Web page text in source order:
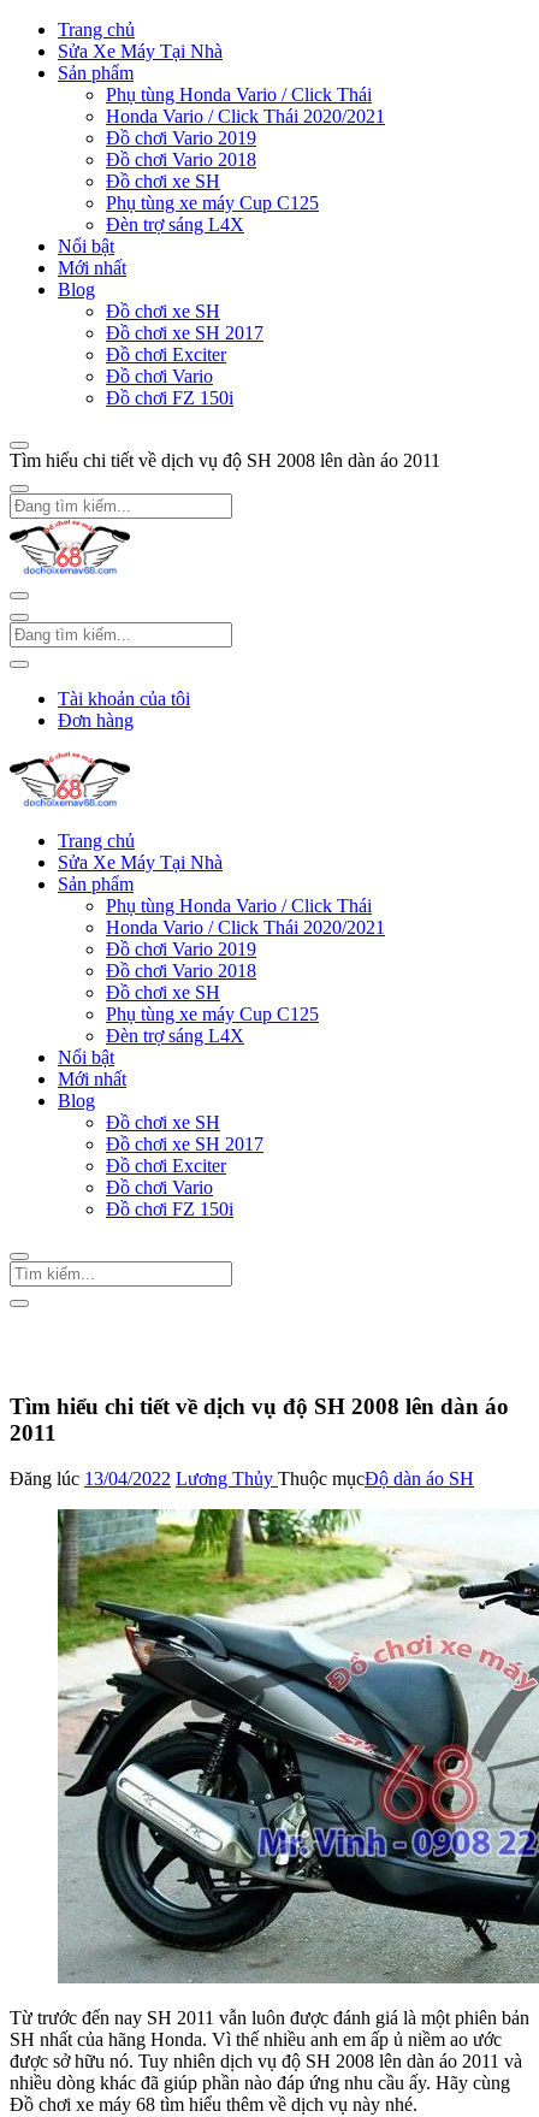
Trang chủ
Sửa Xe Máy Tại Nhà
Sản phẩm
Phụ tùng Honda Vario / Click Thái
Honda Vario / Click Thái 2020/2021
Đồ chơi Vario 2019
Đồ chơi Vario 2018
Đồ chơi xe SH
Phụ tùng xe máy Cup C125
Đèn trợ sáng L4X
Nổi bật
Mới nhất
Blog
Đồ chơi xe SH
Đồ chơi xe SH 2017
Đồ chơi Exciter
Đồ chơi Vario
Đồ chơi FZ 150i
Tìm hiểu chi tiết về dịch vụ độ SH 2008 lên dàn áo 2011
Tài khoản của tôi
Đơn hàng
Trang chủ
Sửa Xe Máy Tại Nhà
Sản phẩm
Phụ tùng Honda Vario / Click Thái
Honda Vario / Click Thái 2020/2021
Đồ chơi Vario 2019
Đồ chơi Vario 2018
Đồ chơi xe SH
Phụ tùng xe máy Cup C125
Đèn trợ sáng L4X
Nổi bật
Mới nhất
Blog
Đồ chơi xe SH
Đồ chơi xe SH 2017
Đồ chơi Exciter
Đồ chơi Vario
Đồ chơi FZ 150i
Tìm hiểu chi tiết về dịch vụ độ SH 2008 lên dàn áo
2011
Đăng lúc 13/04/2022 Lương Thủy Thuộc mụcĐộ dàn áo SH
Từ trước đến nay SH 2011 vẫn luôn được đánh giá là một phiên bản
SH nhất của hãng Honda. Vì thế nhiều anh em ấp ủ niềm ao ước
được sở hữu nó. Tuy nhiên dịch vụ độ SH 2008 lên dàn áo 2011 và
nhiều dòng khác đã giúp phần nào đáp ứng nhu cầu ấy. Hãy cùng
Đồ chơi xe máy 68 tìm hiểu thêm về dịch vụ này nhé.